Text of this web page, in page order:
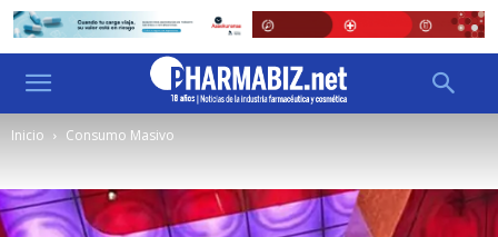
Inicio Consumo Masivo